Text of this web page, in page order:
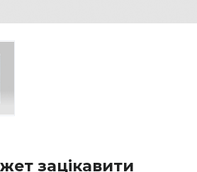
зацікавити